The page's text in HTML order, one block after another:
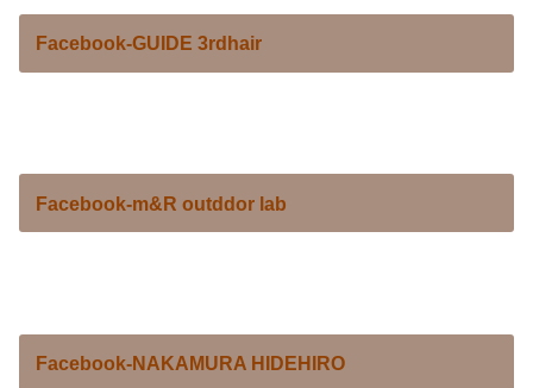
Facebook-GUIDE 3rdhair
Facebook-m&R outddor lab
Facebook-NAKAMURA HIDEHIRO